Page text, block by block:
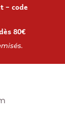
– code
80€